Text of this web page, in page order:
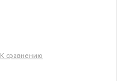
К сравнению